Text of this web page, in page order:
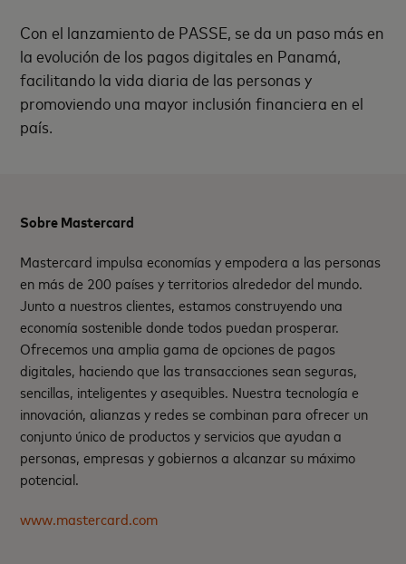
Con el lanzamiento de PASSE, se da un paso más en
la evolución de los pagos digitales en Panamá,
facilitando la vida diaria de las personas y
promoviendo una mayor inclusión financiera en el
país.
Sobre Mastercard
Mastercard impulsa economías y empodera a las personas
en más de 200 países y territorios alrededor del mundo.
Junto a nuestros clientes, estamos construyendo una
economía sostenible donde todos puedan prosperar.
Ofrecemos una amplia gama de opciones de pagos
digitales, haciendo que las transacciones sean seguras,
sencillas, inteligentes y asequibles. Nuestra tecnología e
innovación, alianzas y redes se combinan para ofrecer un
conjunto único de productos y servicios que ayudan a
personas, empresas y gobiernos a alcanzar su máximo
potencial.
www.mastercard.com